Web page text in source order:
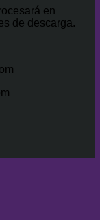
en
de descarga.